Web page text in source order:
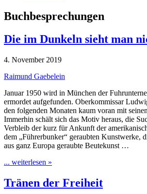
Buchbesprechungen
Die im Dunkeln sieht man
4. November 2019
Raimund Gaebelein
Januar 1950 wird in München der
ermordet aufgefunden. Oberkommissar
den folgenden Monaten kaum voran mit
Immerhin schält sich das Motiv heraus, die
Verbleib der kurz für Ankunft der
dem „Führerbunker“ geraubten Kunstwerke,
aus ganz Europa geraubte Beutekunst …
... weiterlesen »
Tränen der Freiheit